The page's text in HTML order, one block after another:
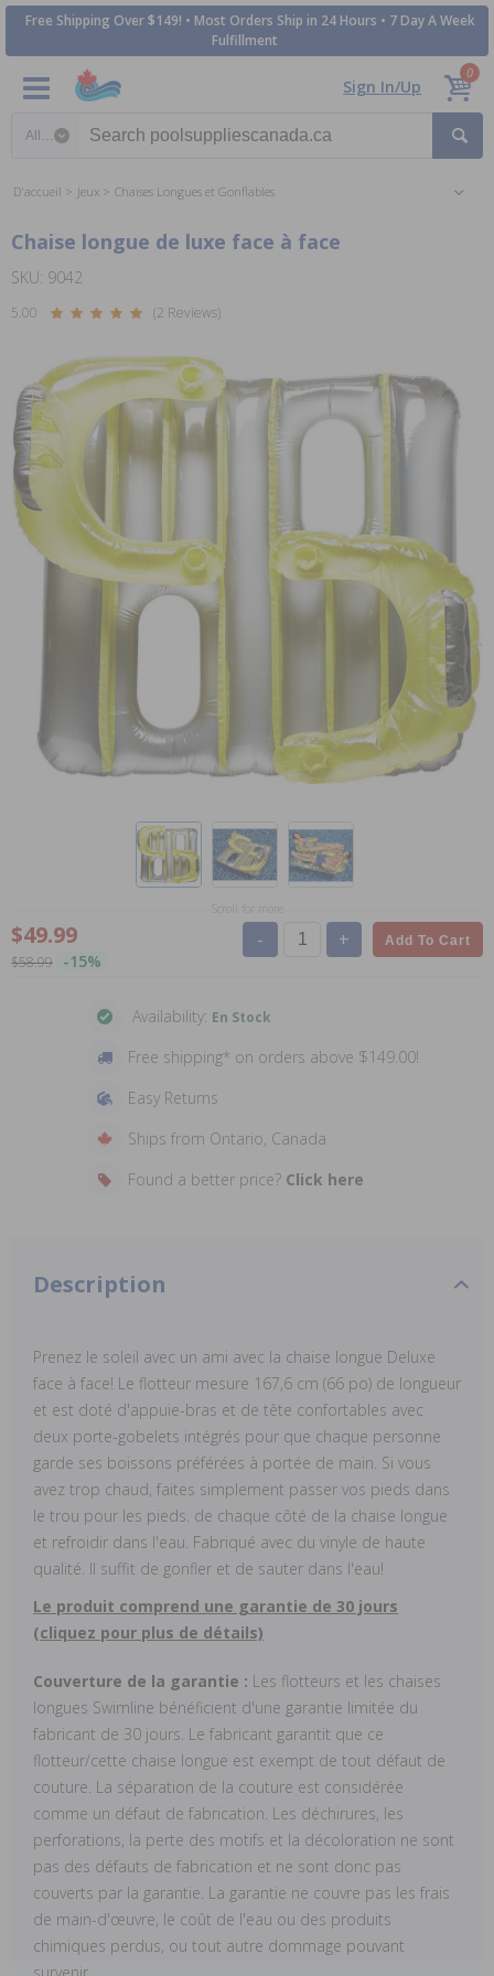
Free Shipping Over $149! • Most Orders Ship in 24 Hours • 7 Day A Week
Fulfillment
Sign In/Up
0
D'accueil Jeux Chaises Longues et Gonflables
Chaise longue de luxe face à face
SKU: 9042
5.00 (2 Reviews)
$49.99
$58.99 -15%
- + Add To Cart
Availability: En Stock
Free shipping* on orders above $149.00!
Easy Returns
Ships from Ontario, Canada
Found a better price? Click here
Description
Prenez le soleil avec un ami avec la chaise longue Deluxe
face à face! Le flotteur mesure 167,6 cm (66 po) de longueur
et est doté d'appuie-bras et de tête confortables avec
deux porte-gobelets intégrés pour que chaque personne
garde ses boissons préférées à portée de main. Si vous
avez trop chaud, faites simplement passer vos pieds dans
le trou pour les pieds. de chaque côté de la chaise longue
et refroidir dans l'eau. Fabriqué avec du vinyle de haute
qualité. Il suffit de gonfler et de sauter dans l'eau!
Le produit comprend une garantie de 30 jours
(cliquez pour plus de détails)
Couverture de la garantie : Les flotteurs et les chaises
longues Swimline bénéficient d'une garantie limitée du
fabricant de 30 jours. Le fabricant garantit que ce
flotteur/cette chaise longue est exempt de tout défaut de
couture. La séparation de la couture est considérée
comme un défaut de fabrication. Les déchirures, les
perforations, la perte des motifs et la décoloration ne sont
pas des défauts de fabrication et ne sont donc pas
couverts par la garantie. La garantie ne couvre pas les frais
de main-d'œuvre, le coût de l'eau ou des produits
chimiques perdus, ou tout autre dommage pouvant